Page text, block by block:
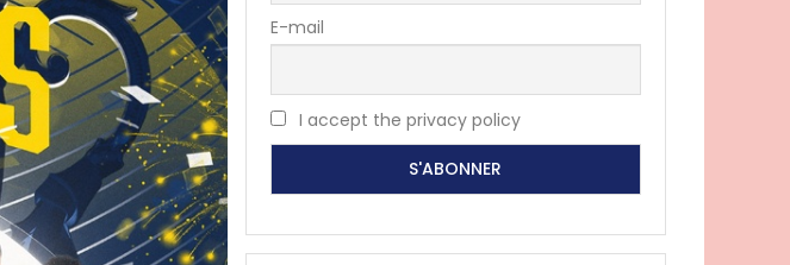
E-mail
I accept the privacy policy